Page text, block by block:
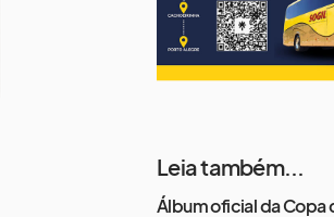
Leia também...
Álbum oficial da Copa